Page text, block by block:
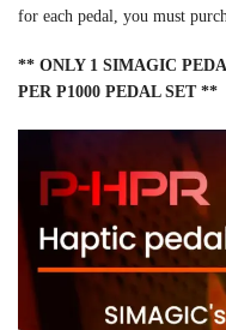
for each pedal, you must
** ONLY 1 SIMAGIC
PER P1000 PEDAL SET **